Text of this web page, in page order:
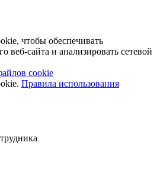
чтобы обеспечивать
веб-сайта и анализировать сетевой
cookie
Правила использования